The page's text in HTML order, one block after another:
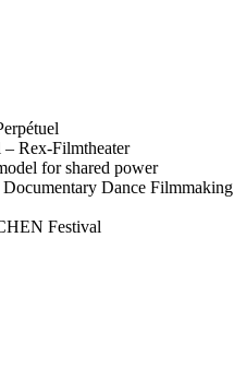
Rex-Filmtheater
for shared power
Dance Filmmaking
Festival